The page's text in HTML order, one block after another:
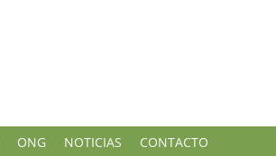
ONG NOTICIAS CONTACTO